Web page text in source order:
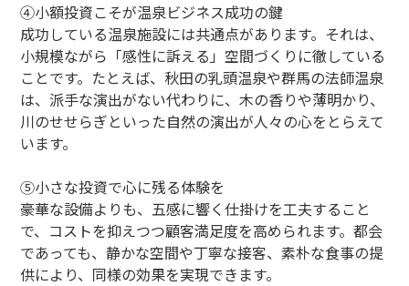
④小額投資こそが温泉ビジネス成功の鍵
成功している温泉施設には共通点があります。それは、
小規模ながら「感性に訴える」空間づくりに徹している
ことです。たとえば、秋田の乳頭温泉や群馬の法師温泉
は、派手な演出がない代わりに、木の香りや薄明かり、
川のせせらぎといった自然の演出が人々の心をとらえて
います。
⑤小さな投資で心に残る体験を
豪華な設備よりも、五感に響く仕掛けを工夫すること
で、コストを抑えつつ顧客満足度を高められます。都会
であっても、静かな空間や丁寧な接客、素朴な食事の提
供により、同様の効果を実現できます。